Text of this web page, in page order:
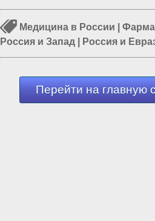
Медицина в России
Россия и Запад
Россия и
(вакцинация)|Россия и США|
Перейти на главную